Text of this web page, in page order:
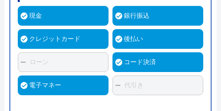
現金 銀行振込
クレジットカード 後払い
ローン コード決済
電子マネー 代引き